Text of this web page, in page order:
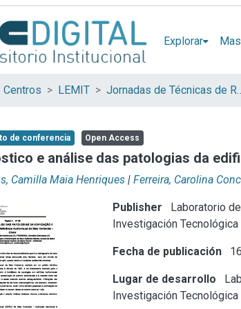
Explorar
Centros LEMIT Jornadas de Técnicas de
de conferencia Open Access
e análise das patologias da
Camilla Maia Henriques | Ferreira, Carolina
Publisher
Laboratorio
Investigación Tecnológica
Fecha de publicación
Lugar de desarrollo
Investigación Tecnológica